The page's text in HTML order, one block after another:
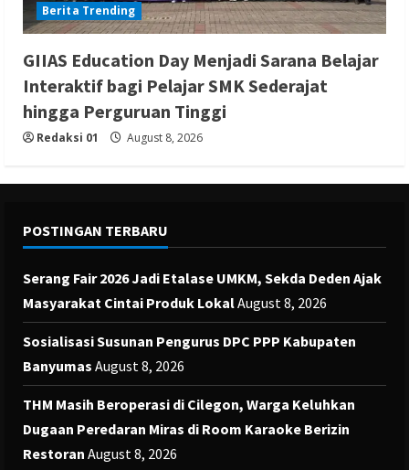
Berita Trending
GIIAS Education Day Menjadi Sarana Belajar
Interaktif bagi Pelajar SMK Sederajat
hingga Perguruan Tinggi
Redaksi 01 August 8, 2026
POSTINGAN TERBARU
Serang Fair 2026 Jadi Etalase UMKM, Sekda Deden Ajak
Masyarakat Cintai Produk LokalAugust 8, 2026
Sosialisasi Susunan Pengurus DPC PPP Kabupaten
Banyumas August 8, 2026
THM Masih Beroperasi di Cilegon, Warga Keluhkan
Dugaan Peredaran Miras di Room Karaoke Berizin
Restoran August 8, 2026